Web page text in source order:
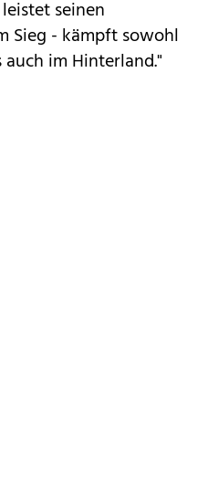
seinen
Sieg - kämpft sowohl
im Hinterland."